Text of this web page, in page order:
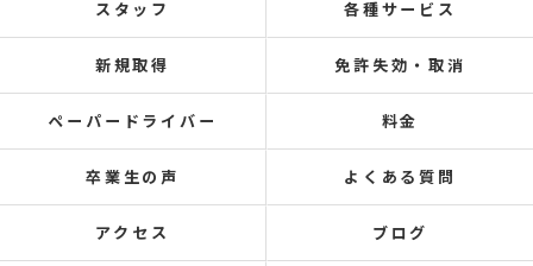
スタッフ 各種サービス
新規取得 免許失効・取消
ペーパードライバー 料金
卒業生の声 よくある質問
アクセス ブログ